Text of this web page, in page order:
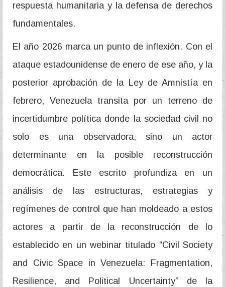
respuesta humanitaria y la defensa de derechos
fundamentales.
El año 2026 marca un punto de inflexión. Con el
ataque estadounidense de enero de ese año, y la
posterior aprobación de la Ley de Amnistía en
febrero, Venezuela transita por un terreno de
incertidumbre política donde la sociedad civil no
solo es una observadora, sino un actor
determinante en la posible reconstrucción
democrática. Este escrito profundiza en un
análisis de las estructuras, estrategias y
regímenes de control que han moldeado a estos
actores a partir de la reconstrucción de lo
establecido en un webinar titulado “Civil Society
and Civic Space in Venezuela: Fragmentation,
Resilience, and Political Uncertainty” de la